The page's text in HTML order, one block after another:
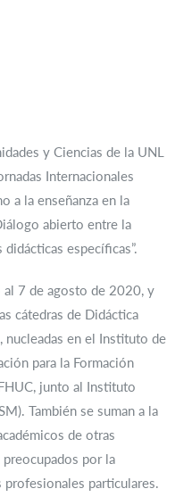
y Ciencias de la UNL
Internacionales
a la enseñanza en la
abierto entre la
específicas”.
al 7 de agosto de 2020, y
cátedras de Didáctica
nucleadas en el Instituto de
para la Formación
junto al Instituto
También se suman a la
de otras
preocupados por la
profesionales particulares.